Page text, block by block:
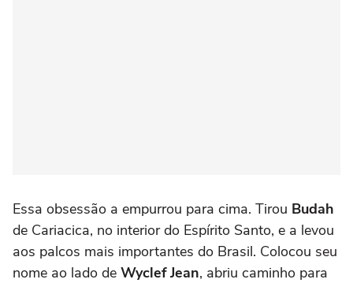
Essa obsessão a empurrou para cima. Tirou Budah
de Cariacica, no interior do Espírito Santo, e a levou
aos palcos mais importantes do Brasil. Colocou seu
nome ao lado de Wyclef Jean, abriu caminho para